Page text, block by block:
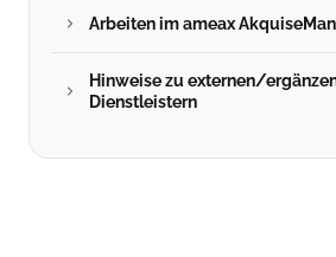
Arbeiten im ameax
Hinweise zu externen/
Dienstleistern